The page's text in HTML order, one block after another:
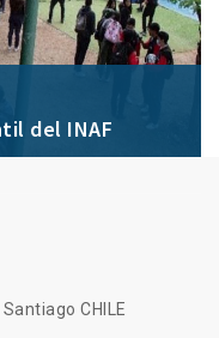
del INAF
CHILE